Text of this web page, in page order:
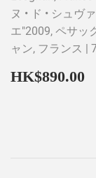
ヌ • ド • シュヴ
エ"2009, ペサッ
ャン, フランス |
Regular
price
HK$890.00